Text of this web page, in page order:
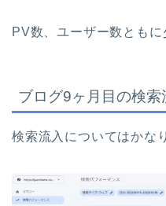
PV数、ユーザー数ともに
ブログ9ヶ月目の検索
検索流入についてはかな